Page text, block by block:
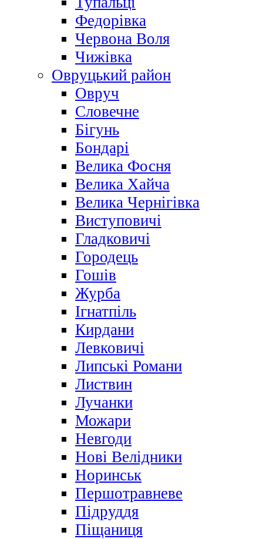
Федорівка
Червона Воля
Чижівка
Овруцький район
Овруч
Словечне
Бігунь
Бондарі
Велика Фосня
Велика Хайча
Велика Чернігівка
Виступовичі
Гладковичі
Городець
Гошів
Журба
Ігнатпіль
Кирдани
Левковичі
Липські Романи
Листвин
Лучанки
Можари
Невгоди
Нові Велідники
Норинськ
Першотравневе
Підруддя
Піщаниця